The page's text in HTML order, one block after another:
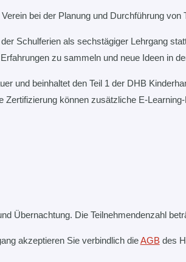
bei der Planung und Durchführung von
Schulferien als sechstägiger Lehrgang
zu sammeln und neue Ideen in
und beinhaltet den Teil 1 der DHB
können zusätzliche E-
Übernachtung. Die Teilnehmendenzahl
akzeptieren Sie verbindlich dieAGBdes